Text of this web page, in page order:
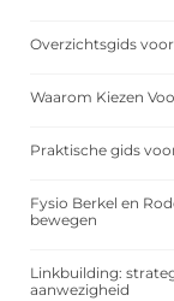
Overzichtsgids
Waarom Kiezen
Praktische gids
Fysio Berkel en
bewegen
Linkbuilding:
aanwezigheid